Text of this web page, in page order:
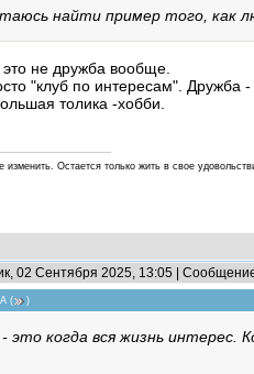
найти пример того, как
не дружба вообще.
"клуб по интересам". Дружба -
толика -хобби.
изменить. Остается только жить в свое
02 Сентября 2025, 13:05 |
( )
это когда вся жизнь интерес.